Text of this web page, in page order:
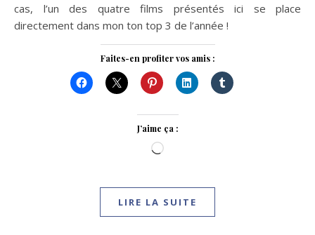
cas, l’un des quatre films présentés ici se place
directement dans mon ton top 3 de l’année !
Faites-en profiter vos amis :
J’aime ça :
Chargement…
LIRE LA SUITE